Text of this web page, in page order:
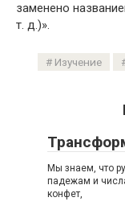
заменено
т. д.)».
Изучение
Мы знаем, что
падежам и
конфет,